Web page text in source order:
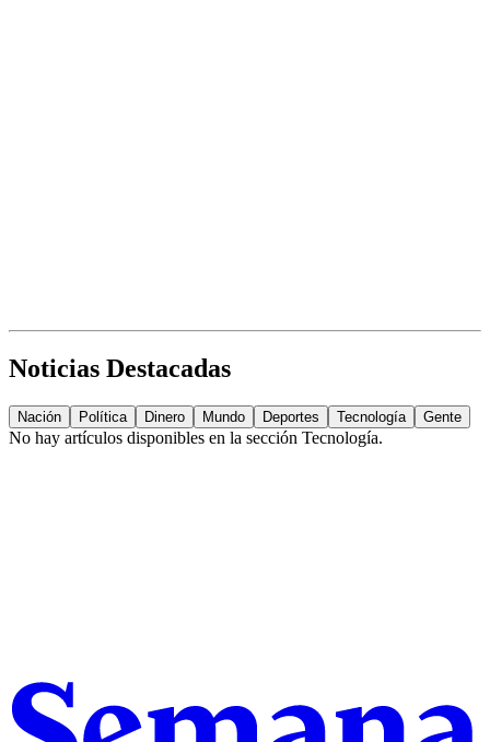
Noticias Destacadas
Nación Política Dinero Mundo Deportes Tecnología Gente
No hay artículos disponibles en la sección Tecnología.